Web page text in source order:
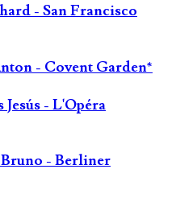
- San Francisco
- Covent Garden*
Jesús - L'Opéra
Bruno - Berliner